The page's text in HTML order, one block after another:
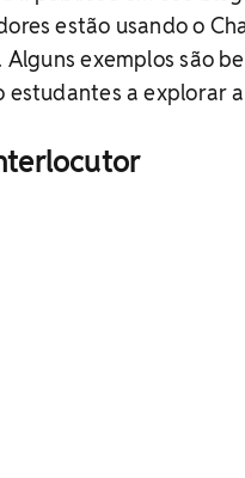
estão usando o
Alguns exemplos são
estudantes a explorar